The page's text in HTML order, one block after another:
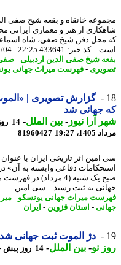
خانقاه و بقعه شیخ صفی الدین
از هنر و معماری ایرانی
دفن شیخ صفی، شاه اسماعیل
433641 22:25 - 1405/05/04 دریافت ...
شیخ صفی الدین اردبیلی-صفی
- فهرست میراث جهانی یونسکو
گزارش تصویری |
جهانی شد
آرا نیوز-بین الملل-
19:27
81960427
اثر تاریخی ایران با عنوان
دفاعی وابسته به آن» در
صبح یک شنبه (4 مرداد) در
به ثبت رسید. - سی امین ...
میراث جهانی یونسکو-میراث
-استان قزوین -ایران
دژ الموت ثبت جهانی شد
نو- بین الملل-14 روز پیش - یکشنبه 4 مرداد 1405، 19:17